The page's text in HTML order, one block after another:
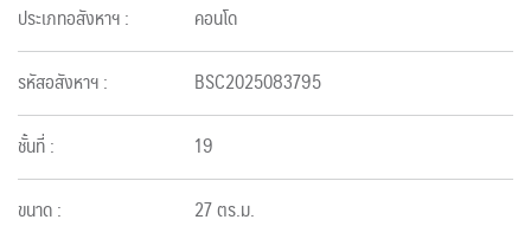
ประเภทอสังหาฯ : คอนโด
รหัสอสังหาฯ : BSC2025083795
ชั้นที่ : 19
ขนาด : 27 ตร.ม.